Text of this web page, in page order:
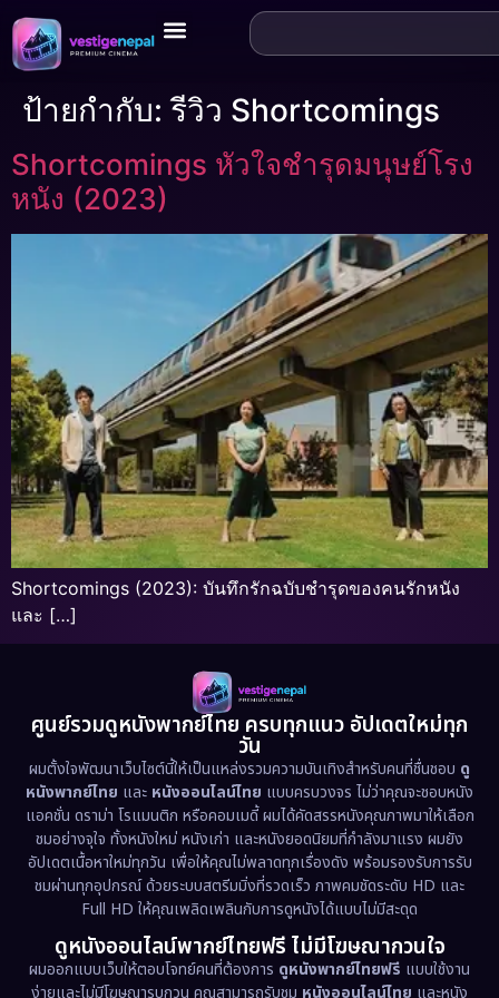
ป้ายกำกับ:รีวิว Shortcomings
Shortcomings หัวใจชำรุดมนุษย์โรง
หนัง (2023)
Shortcomings (2023): บันทึกรักฉบับชำรุดของคนรักหนัง
และ […]
ศูนย์รวมดูหนังพากย์ไทย ครบทุกแนว อัปเดตใหม่ทุก
วัน
ผมตั้งใจพัฒนาเว็บไซต์นี้ให้เป็นแหล่งรวมความบันเทิงสำหรับคนที่ชื่นชอบ ดู
หนังพากย์ไทย และ หนังออนไลน์ไทย แบบครบวงจร ไม่ว่าคุณจะชอบหนัง
แอคชั่น ดราม่า โรแมนติก หรือคอมเมดี้ ผมได้คัดสรรหนังคุณภาพมาให้เลือก
ชมอย่างจุใจ ทั้งหนังใหม่ หนังเก่า และหนังยอดนิยมที่กำลังมาแรง ผมยัง
อัปเดตเนื้อหาใหม่ทุกวัน เพื่อให้คุณไม่พลาดทุกเรื่องดัง พร้อมรองรับการรับ
ชมผ่านทุกอุปกรณ์ ด้วยระบบสตรีมมิ่งที่รวดเร็ว ภาพคมชัดระดับ HD และ
Full HD ให้คุณเพลิดเพลินกับการดูหนังได้แบบไม่มีสะดุด
ดูหนังออนไลน์พากย์ไทยฟรี ไม่มีโฆษณากวนใจ
ผมออกแบบเว็บให้ตอบโจทย์คนที่ต้องการ ดูหนังพากย์ไทยฟรี แบบใช้งาน
ง่ายและไม่มีโฆษณารบกวน คุณสามารถรับชม หนังออนไลน์ไทย และหนัง